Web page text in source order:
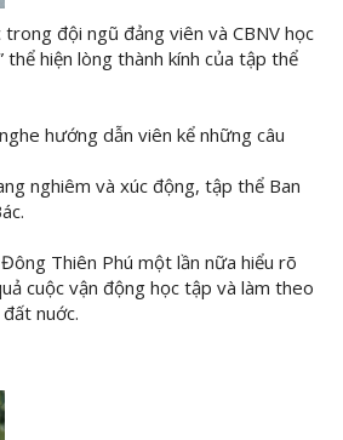
đội ngũ đảng viên và CBNV học
hiện lòng thành kính của tập thể
hướng dẫn viên kể những câu
nghiêm và xúc động, tập thể Ban
Thiên Phú một lần nữa hiểu rõ
cuộc vận động học tập và làm theo
nuớc.